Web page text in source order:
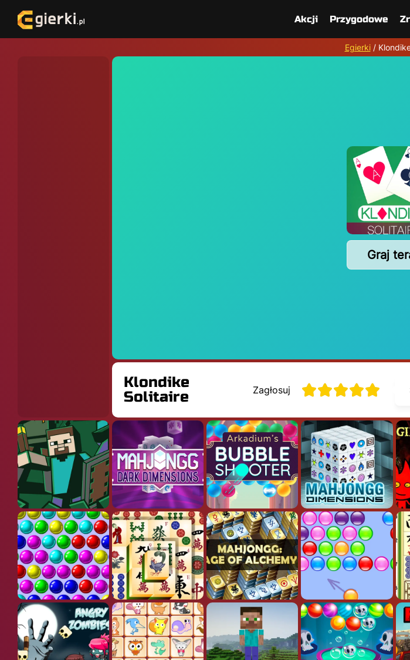
Akcji Przygodowe
Egierki/
Graj
Klondike
Solitaire
Zagłosuj